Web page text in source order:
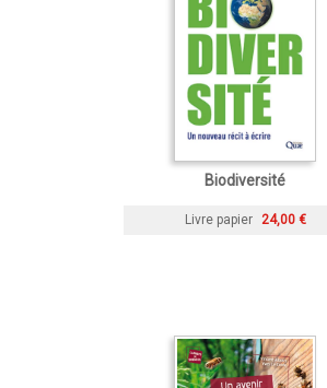
Biodiversité
Livre papier 24,00 €